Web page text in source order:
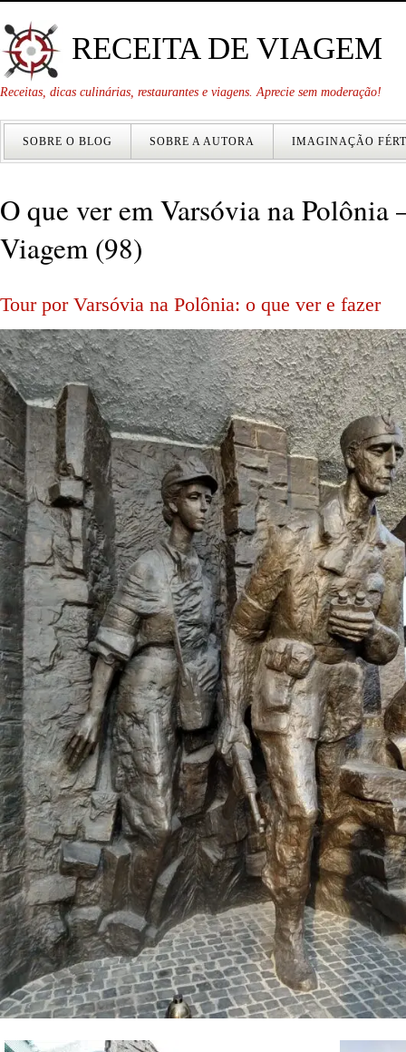
RECEITA DE VIAGEM
Receitas, dicas culinárias, restaurantes e viagens. Aprecie sem moderação!
SOBRE O BLOG SOBRE A AUTORA IMAGINAÇÃO
O que ver em Varsóvia na Polônia
Viagem (98)
Tour por Varsóvia na Polônia: o que ver e fazer